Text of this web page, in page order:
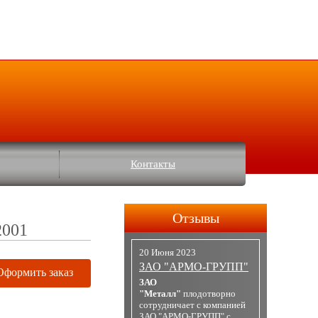
Контакты
заказ
Отзывы
20 Июня 2023
ЗАО "АРМО-ГРУПП"
ЗАО
"Металл" плодотворно
сотрудничает с компанией